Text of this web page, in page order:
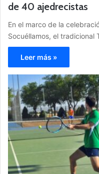
de 40 ajedrecistas
En el marco de la
Socuéllamos, el tradicional
Leer más »